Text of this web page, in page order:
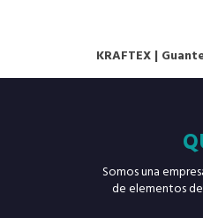
KRAFTEX|
Somos una
de elementos